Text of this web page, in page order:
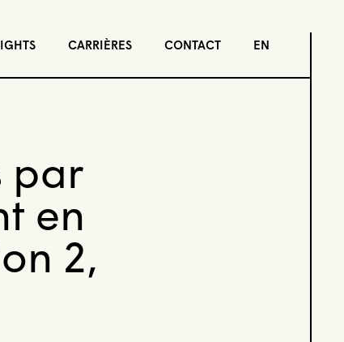
CARRIÈRES CONTACT EN
par
en
2,